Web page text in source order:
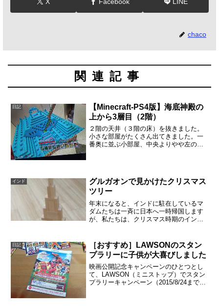
chaco
関連記事
日記
【Minecraft-PS4版】海底神殿の
上から3層目（2階）
２階の天井（３階の床）を抜きました。
小さな部屋がたくさん出てきました。一
番奥に並ぶ小部屋、中央よりやや左の部
ど、子供が言うには「この中...
インド
グルガオンで見かけたクリスマス
ツリー
年末になると、インドに駐在しているマ
ダムたちは一斉に日本へ一時帰国します
が、私たちは、クリスマス時期のインド
はありませんから、ツリーを見つけて驚
いたんですよね。ガレリア...
日記
［おすすめ］LAWSONのスタン
プラリーに子供が大喜びしました
映画公開記念キャンペーンのひとつとし
て、LAWSON（ミニストップ）でスタン
プラリーキャンペーン（2015/8/24まで）